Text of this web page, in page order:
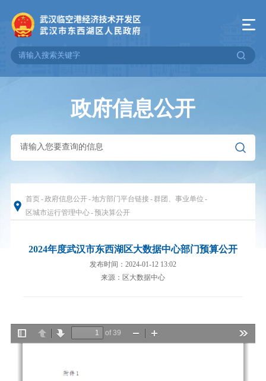
政府信息公开
首页-政府信息公开-地方部门平台链接- 群团、事业单位 -
区城市运行管理中心-预决算公开
2024年度武汉市东西湖区大数据中心部门预算公开
发布时间：2024-01-12 13:02
来源：区大数据中心